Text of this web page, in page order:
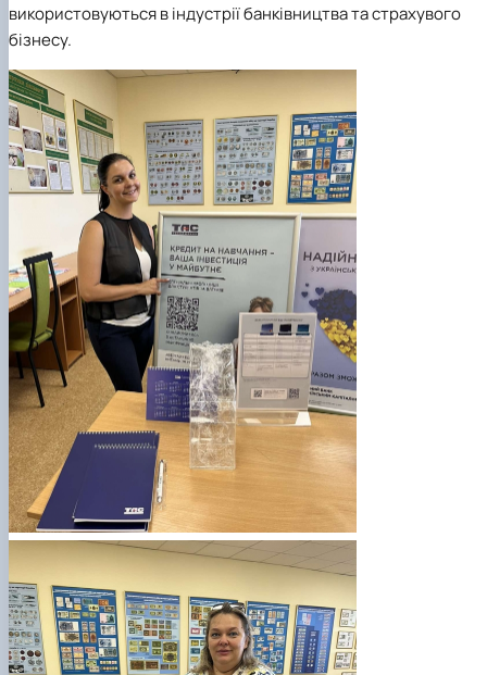
використовуються в індустрії банківництва та страхувого
бізнесу.